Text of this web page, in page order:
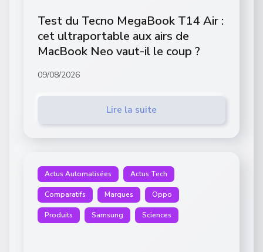
Test du Tecno MegaBook T14 Air :
cet ultraportable aux airs de
MacBook Neo vaut-il le coup ?
09/08/2026
Lire la suite
Actus Automatisées Actus Tech
Comparatifs Marques Oppo
Produits Samsung Sciences